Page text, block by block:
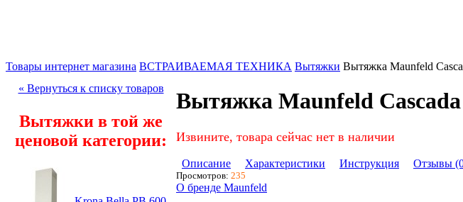
Товары интернет магазина ВСТРАИВАЕМАЯ ТЕХНИКА Вытяжки Вытяжка Maunfeld
« Вернуться к списку товаров
Вытяжки в той же
ценовой категории:
Вытяжка Maunfeld
Извините, товара сейчас нет в наличии
Описание Характеристики Инструкция Отзывы
Просмотров: 235
О бренде Maunfeld